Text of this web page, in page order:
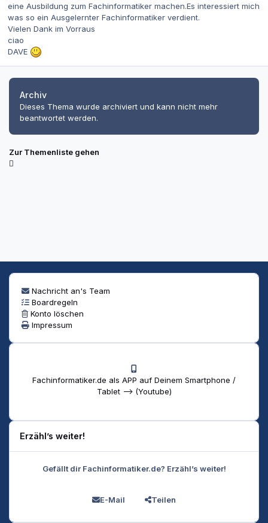
eine Ausbildung zum Fachinformatiker machen.Es interessiert mich
was so ein Ausgelernter Fachinformatiker verdient.
Vielen Dank im Vorraus
ciao
DAVE
Archiv
Dieses Thema wurde archiviert und kann nicht mehr
beantwortet werden.
Zur Themenliste gehen
Nachricht an's Team
Boardregeln
Konto löschen
Impressum
Fachinformatiker.de als APP auf Deinem Smartphone /
Tablet --> (Youtube)
Erzähl’s weiter!
Gefällt dir Fachinformatiker.de? Erzähl’s weiter!
E-Mail Teilen